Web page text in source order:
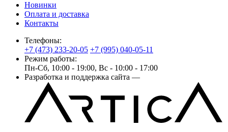
Новинки
Оплата и доставка
Контакты
Телефоны:
+7 (473) 233-20-05 +7 (995) 040-05-11
Режим работы:
Пн-Сб, 10:00 - 19:00, Вс - 10:00 - 17:00
Разработка и поддержка сайта —